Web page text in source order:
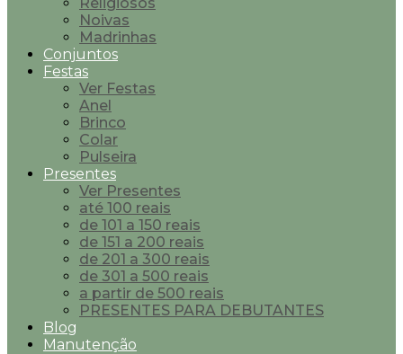
Noivas
Madrinhas
Conjuntos
Festas
Ver Festas
Anel
Brinco
Colar
Pulseira
Presentes
Ver Presentes
até 100 reais
de 101 a 150 reais
de 151 a 200 reais
de 201 a 300 reais
de 301 a 500 reais
a partir de 500 reais
PRESENTES PARA DEBUTANTES
Blog
Manutenção